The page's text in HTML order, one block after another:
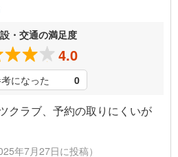
・交通の満足度
4.0
になった 0
クラブ、予約の取りにくいが
年7月27日に投稿）